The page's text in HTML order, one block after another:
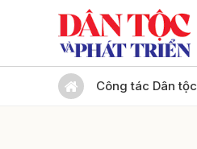
Công tác Dân tộc